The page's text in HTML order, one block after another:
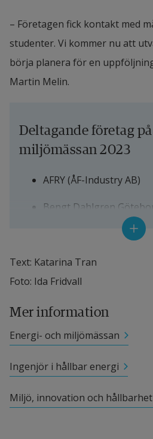
– Företagen fick kontakt med
studenter. Vi kommer nu att
börja planera för en
Martin Melin.
Deltagande företag
miljömässan 2023
AFRY (ÅF-Industry AB)
Bengt Dahlgren
Eolus Vind
Grief Sweden AB
Halmstads kommun
Halmstads
Ingenjörsbyrån
Laholmsbuktens VA AB
Text: Katarina Tran
Foto: Ida Fridvall
Mer information
Energi- och miljömässan
Ingenjör i hållbar energi
Miljö, innovation och hållbarhet